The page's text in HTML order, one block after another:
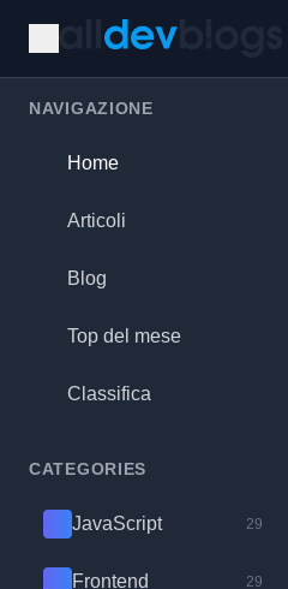
NAVIGAZIONE
Home
Articoli
Blog
Top del mese
Classifica
CATEGORIES
JavaScript 29
Frontend 29